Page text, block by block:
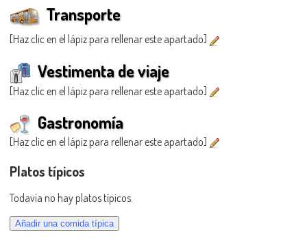
Transporte
[Haz clic en el lápiz para rellenar este apartado]
Vestimenta de viaje
[Haz clic en el lápiz para rellenar este apartado]
Gastronomía
[Haz clic en el lápiz para rellenar este apartado]
Platos típicos
Todavía no hay platos típicos.